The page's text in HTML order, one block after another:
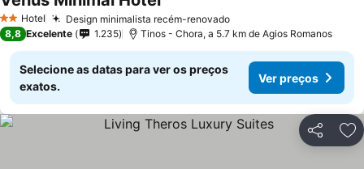
2 Estrelas
Hotel Design minimalista recém-renovado
8,8 Excelente 1.235 Tinos - Chora, a 5.7 km de Agios Romanos
Selecione as datas para ver os preços
exatos.
Ver preços
Partilhar